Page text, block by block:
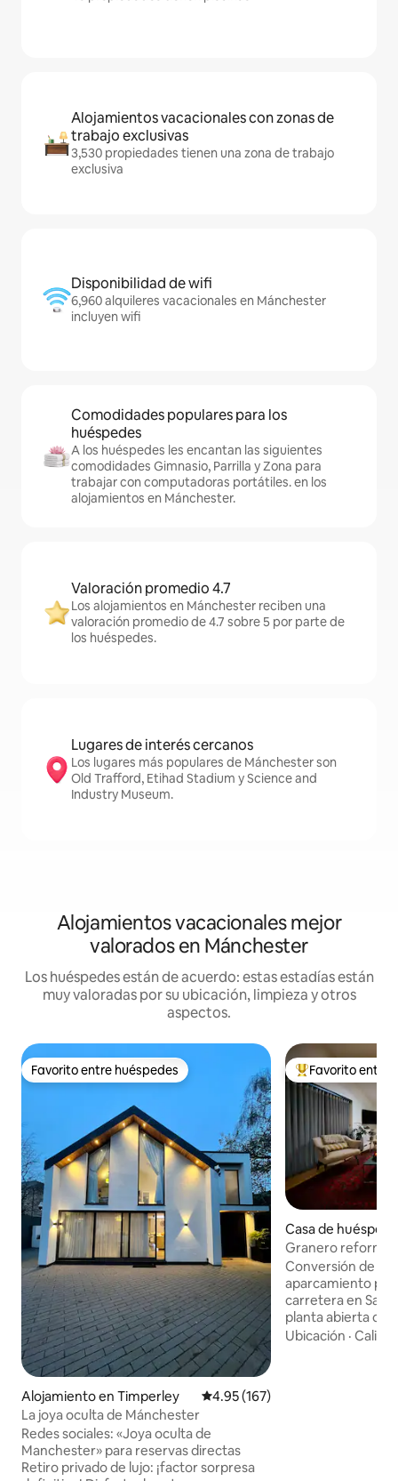
Alojamientos vacacionales con zonas de
trabajo exclusivas
3,530 propiedades tienen una zona de trabajo
exclusiva
Disponibilidad de wifi
6,960 alquileres vacacionales en Mánchester
incluyen wifi
Comodidades populares para los
huéspedes
A los huéspedes les encantan las siguientes
comodidades Gimnasio, Parrilla y Zona para
trabajar con computadoras portátiles. en los
alojamientos en Mánchester.
Valoración promedio 4.7
Los alojamientos en Mánchester reciben una
valoración promedio de 4.7 sobre 5 por parte de
los huéspedes.
Lugares de interés cercanos
Los lugares más populares de Mánchester son
Old Trafford, Etihad Stadium y Science and
Industry Museum.
Alojamientos vacacionales mejor
valorados en Mánchester
Los huéspedes están de acuerdo: estas estadías están
muy valoradas por su ubicación, limpieza y otros
aspectos.
Favorito entre huéspedes
Favorito entre huéspedes
Alojamiento en Timperley Calificación promedio: 4.95 de
4.95 (167)
La joya oculta de Mánchester
Redes sociales: «Joya oculta de
Manchester» para reservas directas
Retiro privado de lujo: ¡factor sorpresa
Favorito entre
Favorito entre
Casa de
ater Manchester
Granero
de planta abierta
Conversión de
aparcamiento
carretera en
planta abierta
entresuelo al que
Ubicación ·